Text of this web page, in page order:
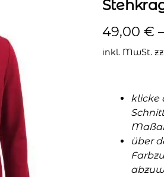
49,00 €
inkl. MwSt.
klicke
über